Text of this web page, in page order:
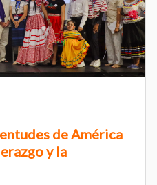
de América
y la